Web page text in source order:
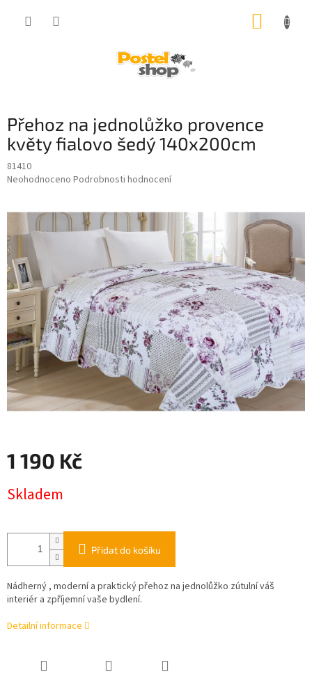
Přehoz na jednolůžko provence
květy fialovo šedý 140x200cm
81410
Průměrné
0,0
z
5
hvězdiček.
Neohodnoceno Podrobnosti hodnocení
1 190 Kč
cena:
Skladem
Přidat do košíku
Nádherný , moderní a praktický přehoz na jednolůžko zútulní váš
interiér a zpříjemní vaše bydlení.
Detailní informace